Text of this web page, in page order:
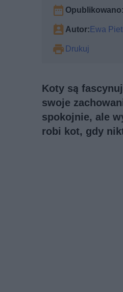
Opublikowano:
Autor:Ewa
Drukuj
Koty są
swoje
spokojnie, ale
robi kot, gdy